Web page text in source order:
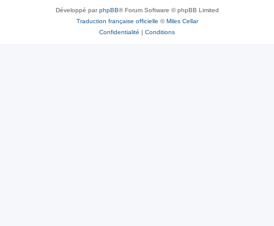
Développé parphpBB® Forum Software © phpBB Limited
Traduction française officielle ©Miles Cellar
Confidentialité | Conditions